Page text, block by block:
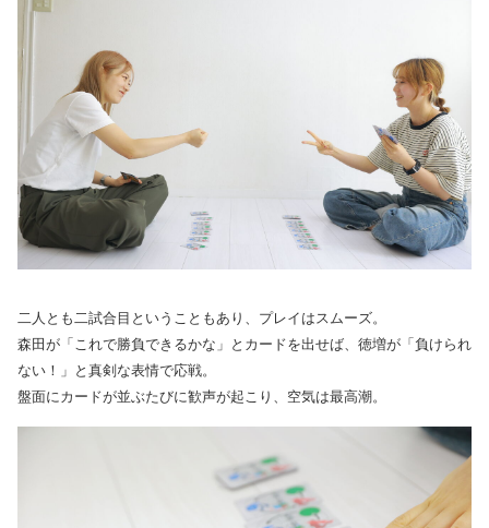
二人とも二試合目ということもあり、プレイはスムーズ。
森田が「これで勝負できるかな」とカードを出せば、徳増が「負けられ
ない！」と真剣な表情で応戦。
盤面にカードが並ぶたびに歓声が起こり、空気は最高潮。